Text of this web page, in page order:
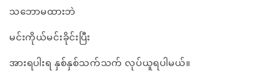
သဘောမထားဘဲ
မင်းကိုယ်မင်းခိုင်းပြီး
အားရပါးရ နှစ်နှစ်သက်သက် လုပ်ယူရပါမယ်။